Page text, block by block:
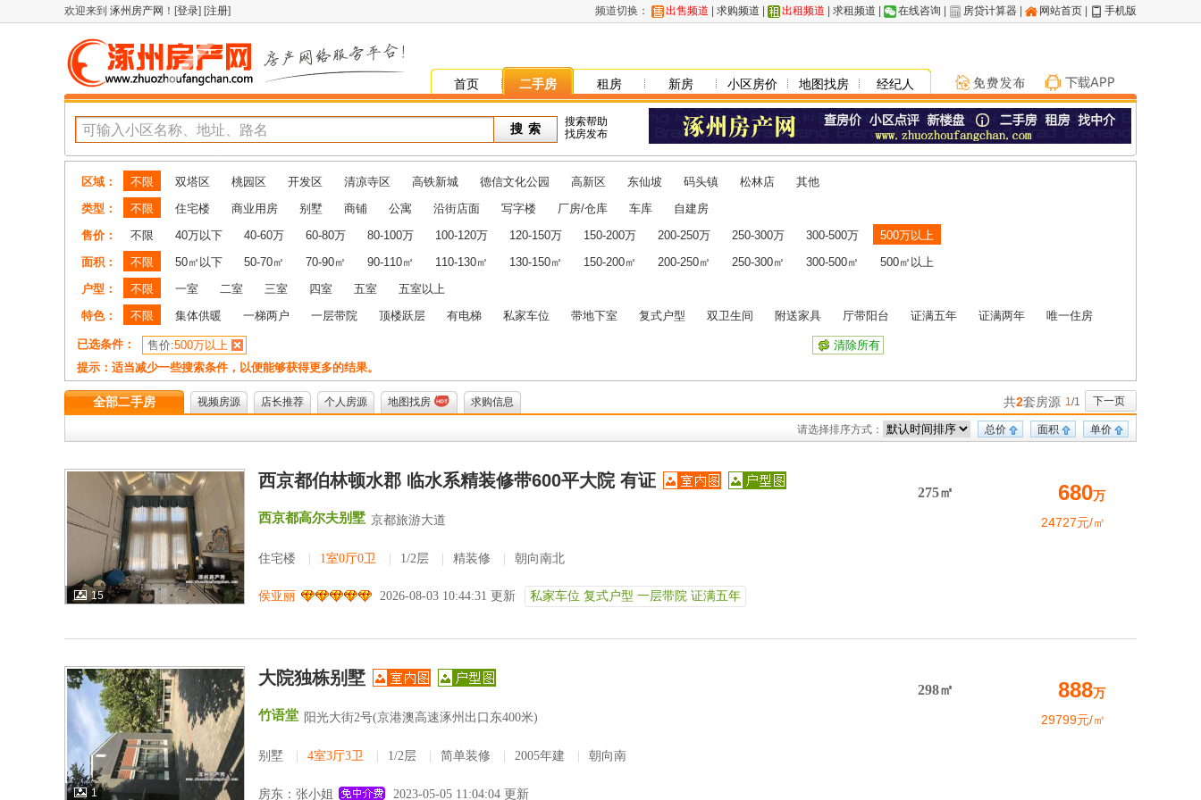
欢迎来到 涿州房产网 ！[登录] [注册] 频道切换： 出售频道 求购频道 出租频道 求租频道 在线咨询 房贷计算器 网站首页 手机版
首页 二手房 租房 新房 小区房价 地图找房 经纪人
搜索帮助
找房发布
区域： 不限 双塔区 桃园区 开发区 清凉寺区 高铁新城 德信文化公园 高新区 东仙坡 码头镇 松林店
其他
类型：
不限 住宅楼 商业用房 别墅 商铺 公寓 沿街店面 写字楼 厂房/仓库 车库
自建房
售价：
不限 40万以下 40-60万 60-80万 80-100万 100-120万 120-150万 150-200万 200-250万 250-300万 300-500万
500万以上
面积：
不限 50㎡以下 50-70㎡ 70-90㎡ 90-110㎡ 110-130㎡ 130-150㎡ 150-200㎡ 200-250㎡ 250-300㎡ 300-500㎡
500㎡以上
户型：
不限 一室 二室 三室 四室 五室
五室以上
特色：
不限 集体供暖 一梯两户 一层带院 顶楼跃层 有电梯 私家车位 带地下室 复式户型 双卫生间 附送家具 厅带阳台 证满五年 证满两年 唯一住房
已选条件： 售价:500万以上
清除所有
提示：适当减少一些搜索条件，以便能够获得更多的结果。
全部二手房 视频房源 店长推荐 个人房源 地图找房 求购信息 下一页
1/1
共2套房源
单价
面积
总价
请选择排序方式：
15
西京都伯林顿水郡 临水系精装修带600平大院 有证
西京都高尔夫别墅 京都旅游大道
住宅楼 1室0厅0卫 1/2层 精装修 朝向南北
侯亚丽 2026-08-03 10:44:31 更新 私家车位 复式户型 一层带院 证满五年
275㎡ 680万
24727元/㎡
1
大院独栋别墅
竹语堂 阳光大街2号(京港澳高速涿州出口东400米)
别墅 4室3厅3卫 1/2层 简单装修 2005年建 朝向南
房东：张小姐 2023-05-05 11:04:04 更新
298㎡ 888万
29799元/㎡